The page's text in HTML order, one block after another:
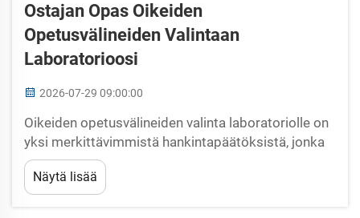
Ostajan Opas Oikeiden
Opetusvälineiden Valintaan
Laboratorioosi
2026-07-29 09:00:00
Oikeiden opetusvälineiden valinta laboratoriolle on
yksi merkittävimmistä hankintapäätöksistä, jonka
laitos voi tehdä. Opetusvälineet vaikuttavat suoraan
siihen, miten opiskelijat tutustuvat tieteellisiin
periaatteisiin, ja huonosti valitut välineet...
Näytä lisää